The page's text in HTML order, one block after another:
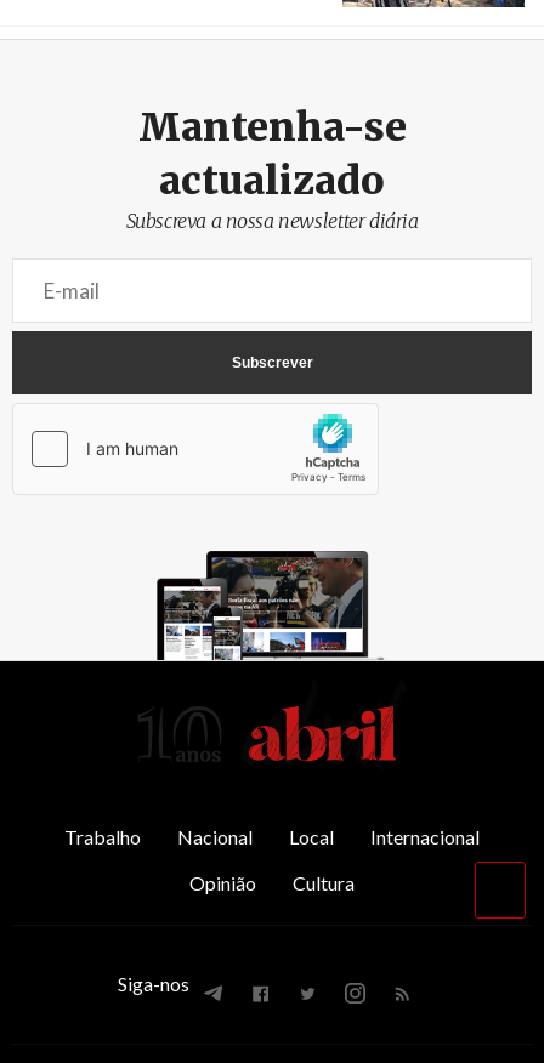
Mantenha-se
actualizado
Subscreva a nossa newsletter diária
Trabalho Nacional Local
Internacional
Opinião
Cultura
Siga-nos